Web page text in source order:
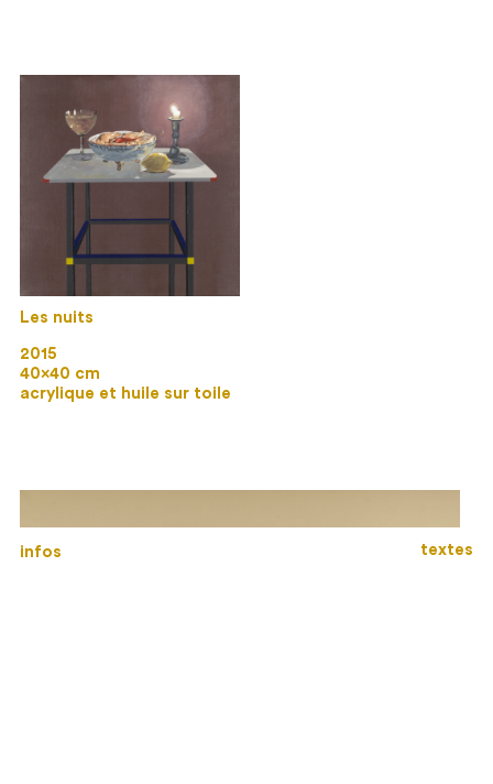
infos textes
Les nuits
2015
40×40 cm
acrylique et huile sur toile